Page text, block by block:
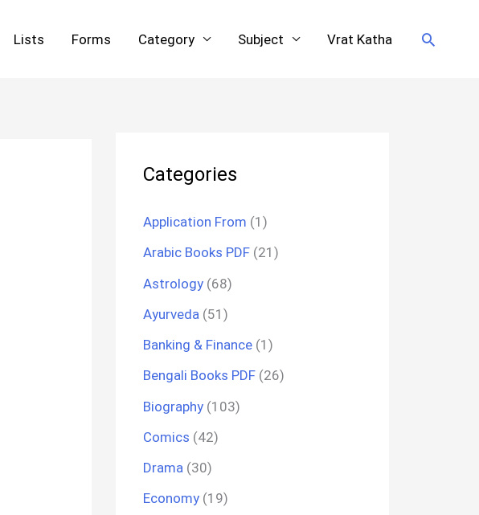
Lists Forms Category Subject Vrat Katha Search
Categories
Application From (1)
Arabic Books PDF (21)
Astrology (68)
Ayurveda (51)
Banking & Finance (1)
Bengali Books PDF (26)
Biography (103)
Comics (42)
Drama (30)
Economy (19)